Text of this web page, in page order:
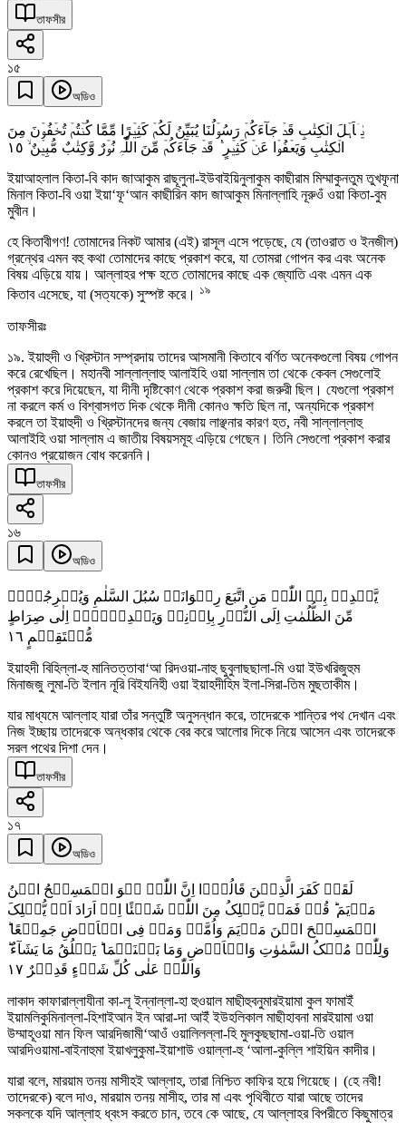
তাফসীর
১৫
অডিও
یٰۤاَہۡلَ الۡکِتٰبِ قَدۡ جَآءَکُمۡ رَسُوۡلُنَا یُبَیِّنُ لَکُمۡ کَثِیۡرًا مِّمَّا کُنۡتُمۡ تُخۡفُوۡنَ مِنَ
الۡکِتٰبِ وَیَعۡفُوۡا عَنۡ کَثِیۡرٍ ۬ؕ قَدۡ جَآءَکُمۡ مِّنَ اللّٰہِ نُوۡرٌ وَّکِتٰبٌ مُّبِیۡنٌ ۙ ١٥
ইয়াআহলাল কিতা-বি কাদ জাআকুম রাছূলুনা-ইউবাইয়িনুলাকুম কাছীরাম মিম্মাকুনতুম তুখফূনা
মিনাল কিতা-বি ওয়া ইয়া‘ফূ‘আন কাছীরিন কাদ জাআকুম মিনাল্লাহি নূরুওঁ ওয়া কিতা-বুম
মুবীন।
হে কিতাবীগণ! তোমাদের নিকট আমার (এই) রাসূল এসে পড়েছে, যে (তাওরাত ও ইনজীল)
গ্রন্থের এমন বহু কথা তোমাদের কাছে প্রকাশ করে, যা তোমরা গোপন কর এবং অনেক
বিষয় এড়িয়ে যায়। আল্লাহর পক্ষ হতে তোমাদের কাছে এক জ্যোতি এবং এমন এক
কিতাব এসেছে, যা (সত্যকে) সুস্পষ্ট করে। ১৯
তাফসীরঃ
১৯. ইয়াহুদী ও খ্রিস্টান সম্প্রদায় তাদের আসমানী কিতাবে বর্ণিত অনেকগুলো বিষয় গোপন
করে রেখেছিল। মহানবী সাল্লাল্লাহু আলাইহি ওয়া সাল্লাম তা থেকে কেবল সেগুলোই
প্রকাশ করে দিয়েছেন, যা দীনী দৃষ্টিকোণ থেকে প্রকাশ করা জরুরী ছিল। যেগুলো প্রকাশ
না করলে কর্ম ও বিশ্বাসগত দিক থেকে দীনী কোনও ক্ষতি ছিল না, অন্যদিকে প্রকাশ
করলে তা ইয়াহুদী ও খ্রিস্টানদের জন্য বেজায় লাঞ্ছনার কারণ হত, নবী সাল্লাল্লাহু
আলাইহি ওয়া সাল্লাম এ জাতীয় বিষয়সমূহ এড়িয়ে গেছেন। তিনি সেগুলো প্রকাশ করার
কোনও প্রয়োজন বোধ করেননি।
তাফসীর
১৬
অডিও
یَّہۡدِیۡ بِہِ اللّٰہُ مَنِ اتَّبَعَ رِضۡوَانَہٗ سُبُلَ السَّلٰمِ وَیُخۡرِجُہُمۡ
مِّنَ الظُّلُمٰتِ اِلَی النُّوۡرِ بِاِذۡنِہٖ وَیَہۡدِیۡہِمۡ اِلٰی صِرَاطٍ
مُّسۡتَقِیۡمٍ ١٦
ইয়াহদী বিহিল্লা-হু মানিতত্তাবা‘আ রিদওয়া-নাহু ছুবুলাছছালা-মি ওয়া ইউখরিজুহুম
মিনাজজু লুমা-তি ইলান নূরি বিইযনিহী ওয়া ইয়াহদীহিম ইলা-সিরা-তিম মুছতাকীম।
যার মাধ্যমে আল্লাহ যারা তাঁর সন্তুষ্টি অনুসন্ধান করে, তাদেরকে শান্তির পথ দেখান এবং
নিজ ইচ্ছায় তাদেরকে অন্ধকার থেকে বের করে আলোর দিকে নিয়ে আসেন এবং তাদেরকে
সরল পথের দিশা দেন।
তাফসীর
১৭
অডিও
لَقَدۡ کَفَرَ الَّذِیۡنَ قَالُوۡۤا اِنَّ اللّٰہَ ہُوَ الۡمَسِیۡحُ ابۡنُ
مَرۡیَمَ ؕ قُلۡ فَمَنۡ یَّمۡلِکُ مِنَ اللّٰہِ شَیۡئًا اِنۡ اَرَادَ اَنۡ یُّہۡلِکَ
الۡمَسِیۡحَ ابۡنَ مَرۡیَمَ وَاُمَّہٗ وَمَنۡ فِی الۡاَرۡضِ جَمِیۡعًا ؕ
وَلِلّٰہِ مُلۡکُ السَّمٰوٰتِ وَالۡاَرۡضِ وَمَا بَیۡنَہُمَا ؕ یَخۡلُقُ مَا یَشَآءُ ؕ
وَاللّٰہُ عَلٰی کُلِّ شَیۡءٍ قَدِیۡرٌ ١٧
লাকাদ কাফারাল্লাযীনা কা-লূ ইন্নাল্লা-হা হুওয়াল মাছীহুবনুমারইয়ামা কুল ফামাইঁ
ইয়ামলিকুমিনাল্লা-হিশাইআন ইন আরা-দা আইঁ ইউহলিকাল মাছীহাবনা মারইয়ামা ওয়া
উম্মাহূওয়া মান ফিল আরদিজামী‘আওঁ ওয়ালিলল্লা-হি মুলকুছছামা-ওয়া-তি ওয়াল
আরদিওয়ামা-বাইনাহুমা ইয়াখলুকুমা-ইয়াশাউ ওয়াল্লা-হু ‘আলা-কুল্লি শাইয়িন কাদীর।
যারা বলে, মারয়াম তনয় মাসীহই আল্লাহ, তারা নিশ্চিত কাফির হয়ে গিয়েছে। (হে নবী!
তাদেরকে) বলে দাও, মারয়াম তনয় মাসীহ, তার মা এবং পৃথিবীতে যারা আছে তাদের
সকলকে যদি আল্লাহ ধ্বংস করতে চান, তবে কে আছে, যে আল্লাহর বিপরীতে কিছুমাত্র